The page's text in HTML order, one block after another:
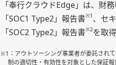
「奉行クラウドEdge」は、財
「SOC1 Type2」報告書※1 、セ
「SOC2 Type2」報告書※2を取
※1：アウトソーシング事業者が委託され
制の適切性・有効性を対象とした保証報